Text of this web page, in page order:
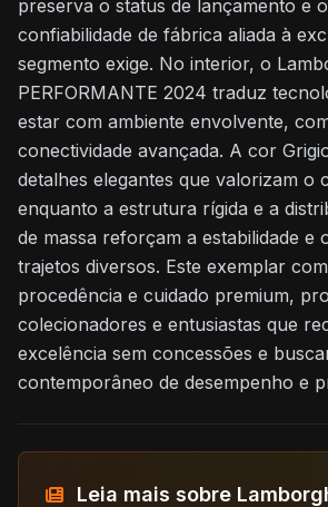
preserva o status de lançamento e
confiabilidade de fábrica aliada à
segmento exige. No interior, o
PERFORMANTE 2024 traduz
estar com ambiente envolvente,
conectividade avançada. A cor
detalhes elegantes que valorizam o
enquanto a estrutura rígida e a
de massa reforçam a estabilidade e
trajetos diversos. Este exemplar
procedência e cuidado premium,
colecionadores e entusiastas que
excelência sem concessões e
contemporâneo de desempenho e
Leia mais sobre